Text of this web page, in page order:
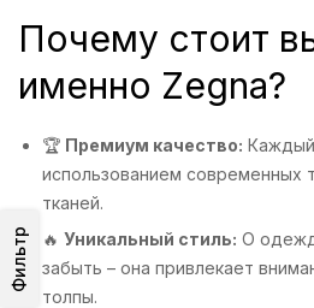
Фильтр
Почему стоит
именно Zegna?
🏆 Премиум качество:
использованием современных
тканей.
🔥 Уникальный стиль: О
забыть – она привлекает
толпы.